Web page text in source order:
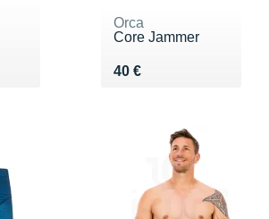
Orca
Core Jammer
40 €
Vendu 40 €